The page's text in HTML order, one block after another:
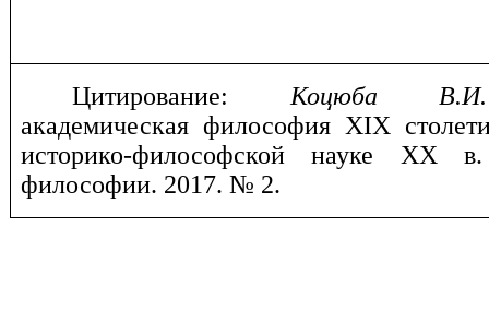
Цитирование:Коцюба В.И.
академическая философия XIX
историко-философской науке XX в.
философии. 2017. № 2.